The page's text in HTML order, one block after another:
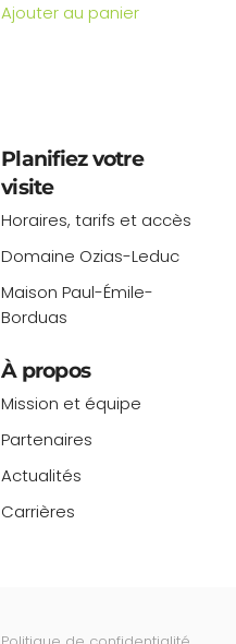
Ajouter au panier
Planifiez votre
visite
Horaires, tarifs et accès
Domaine Ozias-Leduc
Maison Paul-Émile-
Borduas
À propos
Mission et équipe
Partenaires
Actualités
Carrières